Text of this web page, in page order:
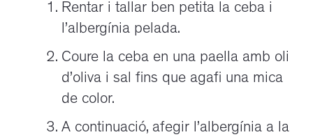
Rentar i tallar ben petita la ceba i
l’albergínia pelada.
Coure la ceba en una paella amb oli
d’oliva i sal fins que agafi una mica
de color.
A continuació, afegir l’albergínia a la